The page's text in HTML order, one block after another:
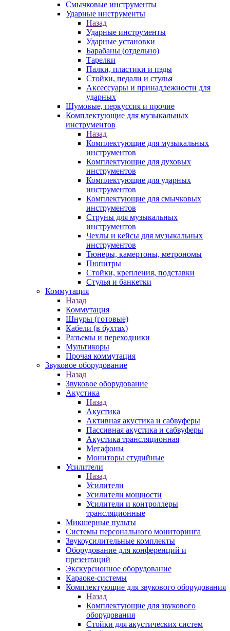
Смычковые инструменты
Ударные инструменты
Назад
Ударные инструменты
Ударные установки
Барабаны (отдельно)
Тарелки
Палки, пластики и пэды
Стойки, педали и стулья
Аксессуары и принадлежности для
ударных
Шумовые, перкуссия и прочие
Комплектующие для музыкальных
инструментов
Назад
Комплектующие для музыкальных
инструментов
Комплектующие для духовых
инструментов
Комплектующие для ударных
инструментов
Комплектующие для смычковых
инструментов
Струны для музыкальных
инструментов
Чехлы и кейсы для музыкальных
инструментов
Тюнеры, камертоны, метрономы
Пюпитры
Стойки, крепления, подставки
Стулья и банкетки
Коммутация
Назад
Коммутация
Шнуры (готовые)
Кабели (в бухтах)
Разъемы и переходники
Мультикоры
Прочая коммутация
Звуковое оборудование
Назад
Звуковое оборудование
Акустика
Назад
Акустика
Активная акустика и сабвуферы
Пассивная акустика и сабвуферы
Акустика трансляционная
Мегафоны
Мониторы студийные
Усилители
Назад
Усилители
Усилители мощности
Усилители и контроллеры
трансляционные
Микшерные пульты
Системы персонального мониторинга
Звукоусилительные комплекты
Оборудование для конференций и
презентаций
Экскурсионное оборудование
Караоке-системы
Комплектующие для звукового оборудования
Назад
Комплектующие для звукового
оборудования
Стойки для акустических систем